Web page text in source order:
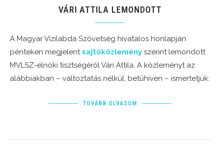
VÁRI ATTILA LEMONDOTT
A Magyar Vízilabda Szövetség hivatalos honlapján
pénteken megjelentsajtóközlemény szerint lemondott
MVLSZ-elnöki tisztségéről Vári Attila. A közleményt az
alábbiakban – változtatás nélkül, betűhíven – ismertetjük:
TOVÁBB OLVASOM